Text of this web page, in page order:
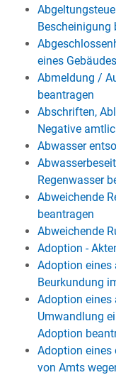
Bescheinigung
eines
Abmeldung /
beantragen
Abschriften,
Negative
Abwasser
Regenwasser
Abweichende
beantragen
Abweichende
Adoption -
Adoption eines
Beurkundung
Adoption eines
Umwandlung
Adoption
Adoption eines
von Amts